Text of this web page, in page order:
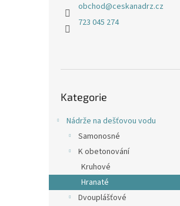
obchod@ceskanadrz.cz
723 045 274
kategorie
Kategorie
Nádrže na dešťovou vodu
Samonosné
K obetonování
Kruhové
Hranaté
Dvouplášťové